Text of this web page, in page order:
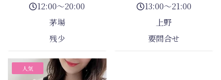
12:00～20:00
茅場
残少
13:00～21:00
上野
要問合せ
人気